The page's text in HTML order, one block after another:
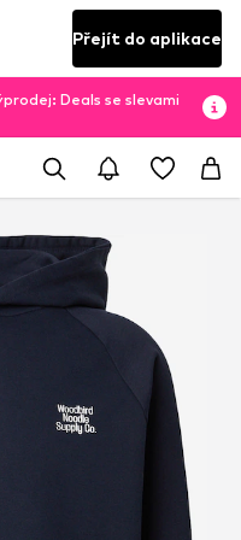
Přejít do aplikace
Deals se slevami